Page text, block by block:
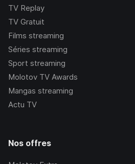
TV Replay
TV Gratuit
Films streaming
Séries streaming
Sport streaming
Molotov TV Awards
Mangas streaming
Actu TV
Nos offres